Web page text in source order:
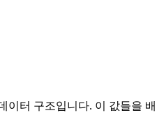
이터 구조입니다. 이 값들을 배